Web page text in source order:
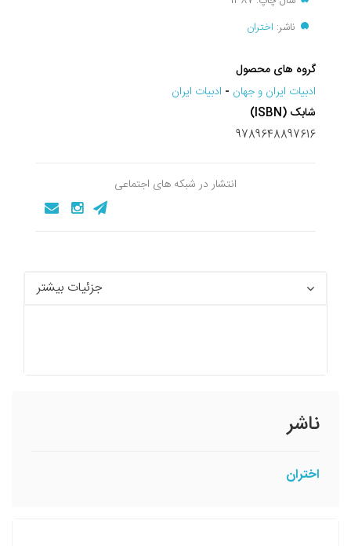
ناشر: اختران
گروه های محصول
ادبيات ايران و جهان - ادبیات ایران
شابک (ISBN)
9789648897616
انتشار در شبکه های اجتماعی
جزئیات بیشتر
ناشر
اختران